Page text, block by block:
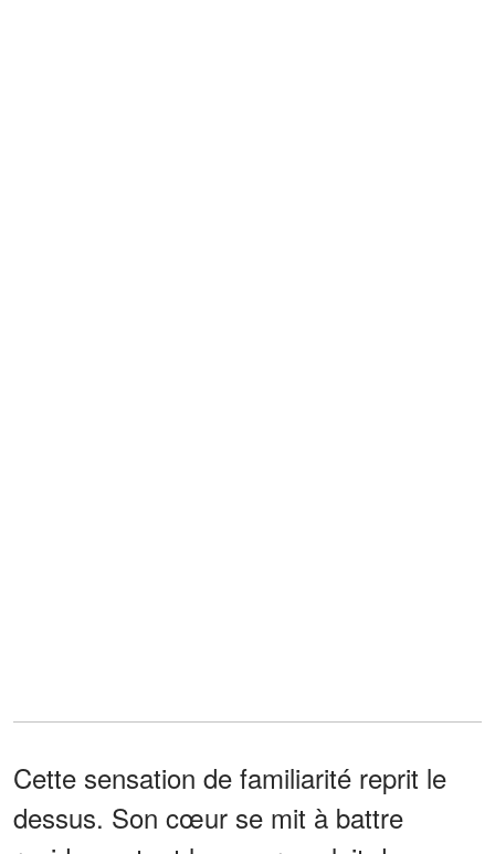
Cette sensation de familiarité reprit le
dessus. Son cœur se mit à battre